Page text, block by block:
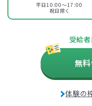
資料・体
発達障害とは
個人情報保護方針
平日10:00～17:00
祝日除く
受給
無
体験の